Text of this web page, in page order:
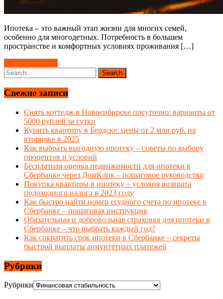
Ипотека – это важный этап жизни для многих семей,
особенно для многодетных. Потребность в большем
пространстве и комфортных условиях проживания […]
Свежие записи
Снять коттедж в Новосибирске посуточно: варианты от
5000 рублей за сутки
Купить квартиру в Бердске: цены от 2 млн руб. на
вторичке в 2025
Как выбрать выгодную ипотеку – советы по выбору
процентов и условий
Бесплатная оценка недвижимости для ипотеки в
Сбербанке через ДомКлик – пошаговое руководство
Покупка квартиры в ипотеку – условия возврата
подоходного налога в 2023 году
Как быстро найти номер ссудного счета по ипотеке в
Сбербанке – пошаговая инструкция
Обязательная и добровольная страховка для ипотеки в
Сбербанке – что выбрать каждый год?
Как сократить срок ипотеки в Сбербанке – секреты
быстрой выплаты аннуитетных платежей
Рубрики
Рубрики